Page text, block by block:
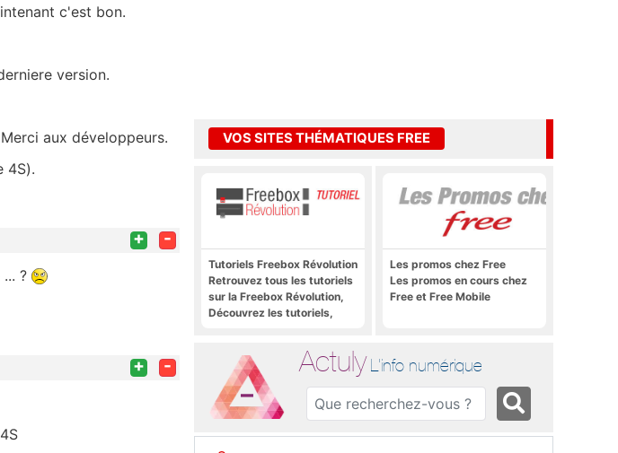
c'est bon.
version.
aux développeurs.
4S).
+ -
?
+ -
VOS SITES THÉMATIQUES FREE
Tutoriels Freebox Révolution
Retrouvez tous les tutoriels
sur la Freebox Révolution,
Découvrez les tutoriels,
Freebox Server, Freebox
Player
Les promos chez Free
Les promos en cours chez
Free et Free Mobile
Actuly L'info numérique